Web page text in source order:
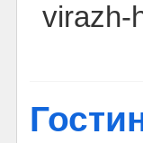
virazh-